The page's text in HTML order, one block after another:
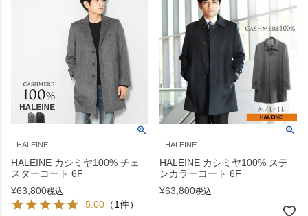
HALEINE
HALEINE カシミヤ100% チェ
スターコート 6F
¥63,800税込
5.00 （1件）
HALEINE
HALEINE カシミヤ100% ステ
ンカラーコート 6F
¥63,800税込